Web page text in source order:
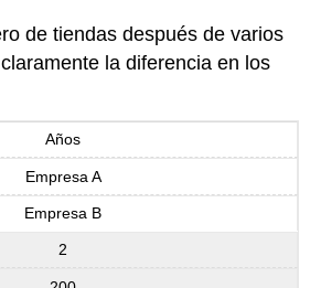
de tiendas después de varios
la diferencia en los
Años
Empresa A
Empresa B
2